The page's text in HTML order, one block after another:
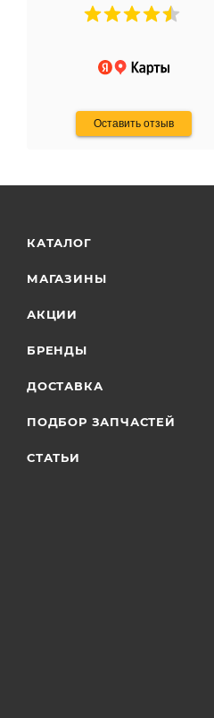
Оставить отзыв
Не понравились условия
и дают только на год)
КАТАЛОГ
МАГАЗИНЫ
АКЦИИ
БРЕНДЫ
ДОСТАВКА
ПОДБОР ЗАПЧАСТЕЙ
СТАТЬИ